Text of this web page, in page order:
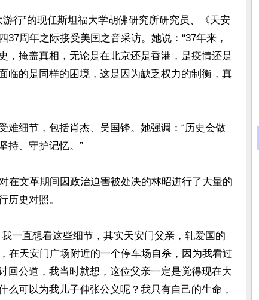
行”的现任斯坦福大学胡佛研究所研究员、《天安
周年之际接受美国之音采访。她说：“37年来，
，掩盖真相，无论是在北京还是香港，是疫情还是
临的是同样的困境，这是因为缺乏权力的制衡，真
难细节，包括肖杰、吴国锋。她强调：“历史会做
持、守护记忆。”
在文革期间因政治迫害被处决的林昭进行了大量的
历史对照。
一直想看这些细节，其实天安门父亲，轧爱国的
在天安门广场附近的一个停车场自杀，因为我看过
回公道，我当时就想，这位父亲一定是觉得现在大
么可以为我儿子伸张公义呢？我只有自己的生命，